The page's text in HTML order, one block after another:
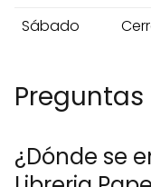
Sábado
¿Dónde se